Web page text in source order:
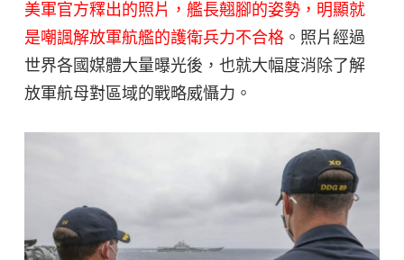
美軍官方釋出的照片，艦長翹腳的姿勢，明顯就
是嘲諷解放軍航艦的護衛兵力不合格 。照片經過
世界各國媒體大量曝光後，也就大幅度消除了解
放軍航母對區域的戰略威懾力。